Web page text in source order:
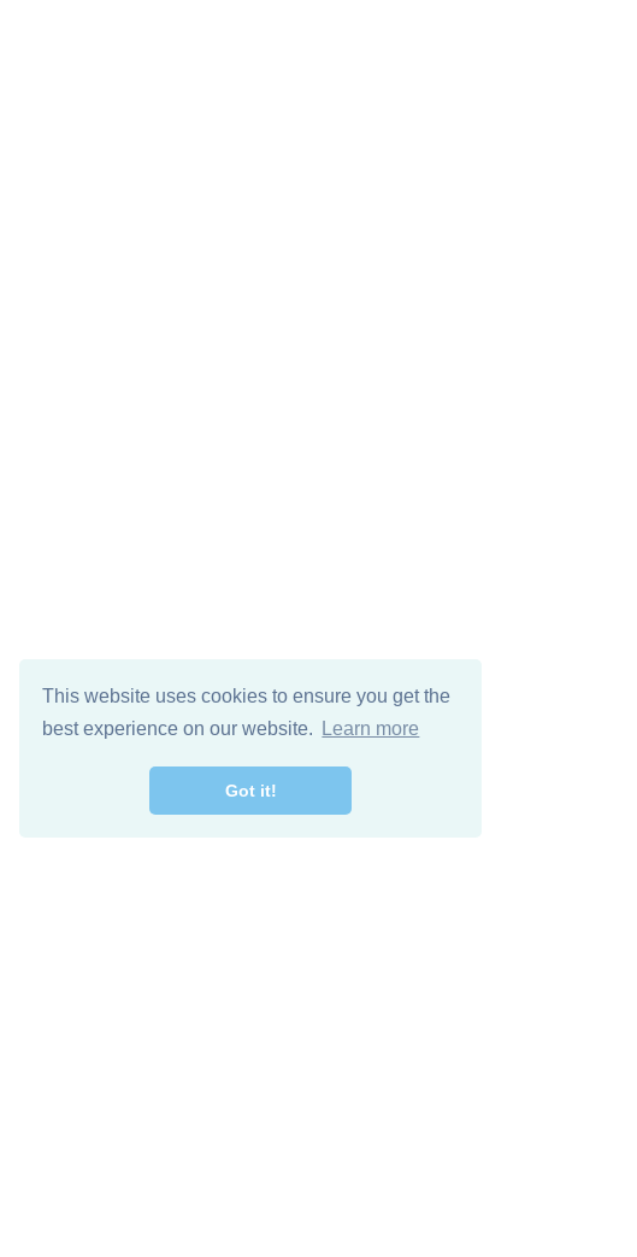
This website uses cookies to ensure you get the
best experience on our website.
Learn more
Got it!